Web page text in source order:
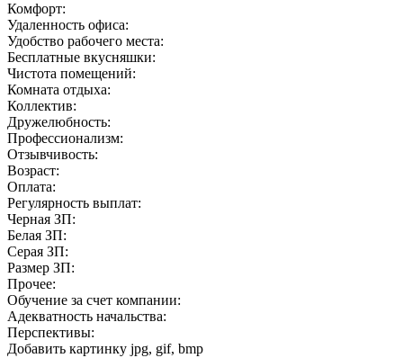
Комфорт:
Удаленность офиса:
Удобство рабочего места:
Бесплатные вкусняшки:
Чистота помещений:
Комната отдыха:
Коллектив:
Дружелюбность:
Профессионализм:
Отзывчивость:
Возраст:
Оплата:
Регулярность выплат:
Черная ЗП:
Белая ЗП:
Серая ЗП:
Размер ЗП:
Прочее:
Обучение за счет компании:
Адекватность начальства:
Перспективы:
Добавить картинку jpg, gif, bmp